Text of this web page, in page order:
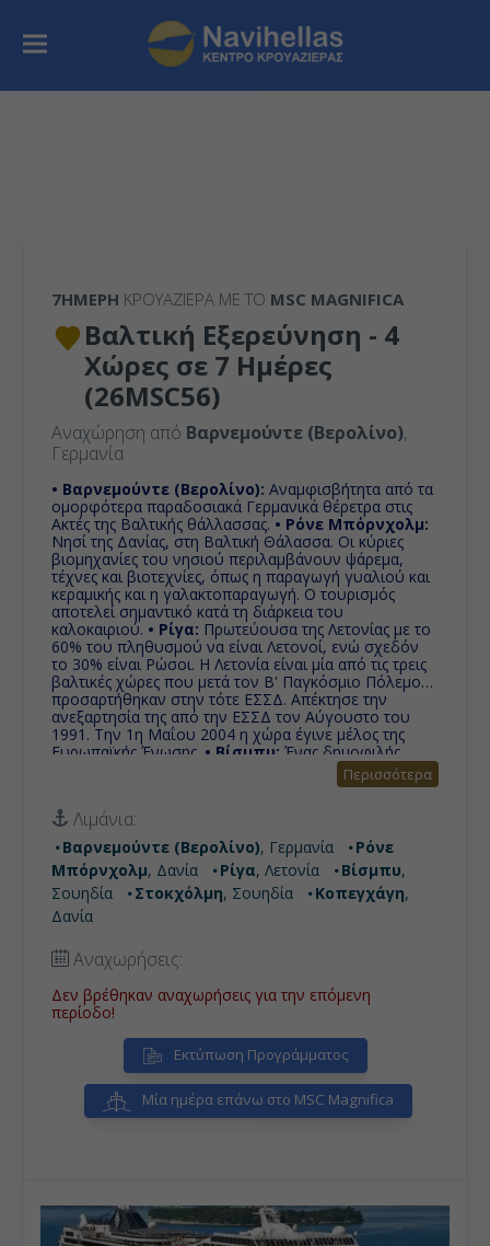
7ΉΜΕΡΗ ΚΡΟΥΑΖΙΕΡΑ ΜΕ ΤΟ MSC MAGNIFICA
Βαλτική Εξερεύνηση - 4
Χώρες σε 7 Ημέρες
(26MSC56)
Αναχώρηση από Βαρνεμούντε (Βερολίνο),
Γερμανία
• Βαρνεμούντε (Βερολίνο): Αναμφισβήτητα από τα
ομορφότερα παραδοσιακά Γερμανικά θέρετρα στις
Ακτές της Βαλτικής θάλλασσας.• Ρόνε Μπόρνχολμ:
Nησί της Δανίας, στη Βαλτική Θάλασσα. Οι κύριες
βιομηχανίες του νησιού περιλαμβάνουν ψάρεμα,
τέχνες και βιοτεχνίες, όπως η παραγωγή γυαλιού και
κεραμικής και η γαλακτοπαραγωγή. Ο τουρισμός
αποτελεί σημαντικό κατά τη διάρκεια του
καλοκαιριού. • Ρίγα: Πρωτεύουσα της Λετονίας με το
60% του πληθυσμού να είναι Λετονοί, ενώ σχεδόν
το 30% είναι Ρώσοι. Η Λετονία είναι μία από τις τρεις
βαλτικές χώρες που μετά τον Β' Παγκόσμιο Πόλεμο
προσαρτήθηκαν στην τότε ΕΣΣΔ. Aπέκτησε την
ανεξαρτησία της από την ΕΣΣΔ τον Αύγουστο του
1991. Την 1η Μαΐου 2004 η χώρα έγινε μέλος της
Ευρωπαϊκής Ένωσης. • Βίσμπυ: Ένας δημοφιλής
προορισμός διακοπών για τους Σκανδιναβούς,που
κατά τη διάρκεια του καλοκαιριού δέχεται χιλιάδες
τουρίστες κάθε χρόνο για να τους φιλοξενήσει με
αγάπη, στο υποβλητικό μεσαιωνικό της τοπίο.
Στοκχόλμη:To όνομά της σημαίνει "πόλη ανάμεσα
σε γέφυρες", με 1,5 εκατ. κατοίκους είναι η
μεγαλύτερη πόλη και πρωτεύουσα της Σουηδίας.
Κοπεγχάγη:Πρωτεύουσα της Δανίας και βρίσκεται
στο ανατολικό άκρο της χώρας. Το μεγαλύτερο τμήμα
της είναι κτισμένο στο νησί Σγιέλαν ενώ ένα
μικρότερο μέρος της βρίσκεται στο νησί Άμαερ.
Περισσότερα
Λιμάνια:
Βαρνεμούντε (Βερολίνο), Γερμανία
Ρόνε
Μπόρνχολμ, Δανία Ρίγα, Λετονία Βίσμπυ,
Σουηδία
Στοκχόλμη, Σουηδία Κοπεγχάγη,
Δανία
Αναχωρήσεις:
Δεν βρέθηκαν αναχωρήσεις για την επόμενη
περίοδο!
Εκτύπωση Προγράμματος
Μία ημέρα επάνω στο MSC Magnifica